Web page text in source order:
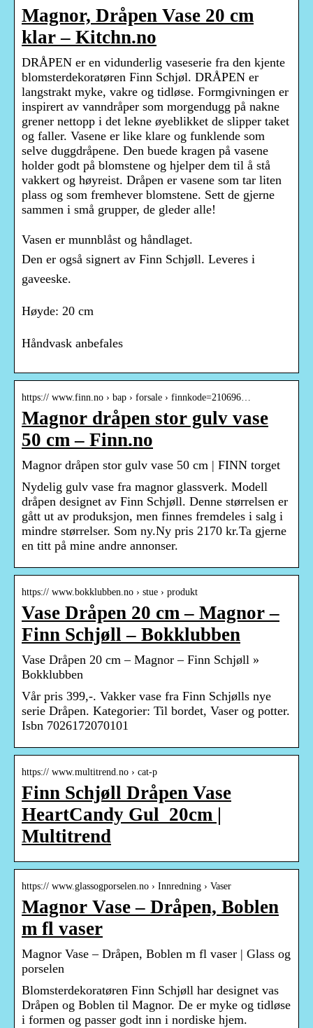
Magnor, Dråpen Vase 20 cm
klar – Kitchn.no
DRÅPEN er en vidunderlig vaseserie fra den kjente
blomsterdekoratøren Finn Schjøl. DRÅPEN er
langstrakt myke, vakre og tidløse. Formgivningen er
inspirert av vanndråper som morgendugg på nakne
grener nettopp i det lekne øyeblikket de slipper taket
og faller. Vasene er like klare og funklende som
selve duggdråpene. Den buede kragen på vasene
holder godt på blomstene og hjelper dem til å stå
vakkert og høyreist. Dråpen er vasene som tar liten
plass og som fremhever blomstene. Sett de gjerne
sammen i små grupper, de gleder alle!
Vasen er munnblåst og håndlaget.
Den er også signert av Finn Schjøll. Leveres i
gaveeske.
Høyde: 20 cm
Håndvask anbefales
https:// www.finn.no › bap › forsale › finnkode=210696…
Magnor dråpen stor gulv vase
50 cm – Finn.no
Magnor dråpen stor gulv vase 50 cm | FINN torget
Nydelig gulv vase fra magnor glassverk. Modell
dråpen designet av Finn Schjøll. Denne størrelsen er
gått ut av produksjon, men finnes fremdeles i salg i
mindre størrelser. Som ny.Ny pris 2170 kr.Ta gjerne
en titt på mine andre annonser.
https:// www.bokklubben.no › stue › produkt
Vase Dråpen 20 cm – Magnor –
Finn Schjøll – Bokklubben
Vase Dråpen 20 cm – Magnor – Finn Schjøll »
Bokklubben
Vår pris 399,-. Vakker vase fra Finn Schjølls nye
serie Dråpen. Kategorier: Til bordet, Vaser og potter.
Isbn 7026172070101
https:// www.multitrend.no › cat-p
Finn Schjøll Dråpen Vase
HeartCandy Gul_20cm |
Multitrend
https:// www.glassogporselen.no › Innredning › Vaser
Magnor Vase – Dråpen, Boblen
m fl vaser
Magnor Vase – Dråpen, Boblen m fl vaser | Glass og
porselen
Blomsterdekoratøren Finn Schjøll har designet vas
Dråpen og Boblen til Magnor. De er myke og tidløse
i formen og passer godt inn i nordiske hjem.